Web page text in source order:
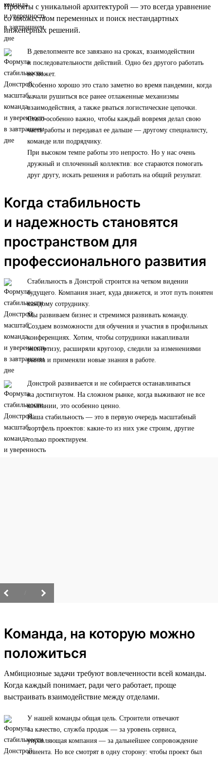
Проекты с уникальной архитектурой — это всегда уравнение
со множеством переменных и поиск нестандартных
инженерных решений.
В девелопменте все завязано на сроках, взаимодействии
и последовательности действий. Одно без другого работать
не может.
Особенно хорошо это стало заметно во время пандемии, когда
начали рушиться все ранее отлаженные механизмы
взаимодействия, а также рваться логистические цепочки.
Стало особенно важно, чтобы каждый вовремя делал свою
часть работы и передавал ее дальше — другому специалисту,
команде или подрядчику.
При высоком темпе работы это непросто. Но у нас очень
дружный и сплоченный коллектив: все стараются помогать
друг другу, искать решения и работать на общий результат.
Когда стабильность
и надежность становятся
пространством для
профессионального развития
Стабильность в Донстрой строится на четком видении
будущего. Компания знает, куда движется, и этот путь понятен
каждому сотруднику.
Мы развиваем бизнес и стремимся развивать команду.
Создаем возможности для обучения и участия в профильных
конференциях. Хотим, чтобы сотрудники накапливали
экспертизу, расширяли кругозор, следили за изменениями
рынка и применяли новые знания в работе.
Донстрой развивается и не собирается останавливаться
на достигнутом. На сложном рынке, когда выживают не все
компании, это особенно ценно.
Наша стабильность — это в первую очередь масштабный
портфель проектов: какие-то из них уже строим, другие
только проектируем.
Команда, на которую можно
положиться
Амбициозные задачи требуют вовлеченности всей команды.
Когда каждый понимает, ради чего работает, проще
выстраивать взаимодействие между отделами.
У нашей команды общая цель. Строители отвечают
за качество, служба продаж — за уровень сервиса,
управляющая компания — за дальнейшее сопровождение
клиента. Но все смотрят в одну сторону: чтобы проект был